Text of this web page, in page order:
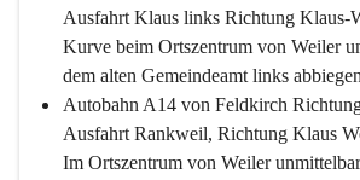
Ausfahrt Klaus links Richtung Klaus-
Kurve beim Ortszentrum von Weiler
dem alten Gemeindeamt links
Autobahn A14 von Feldkirch
Ausfahrt Rankweil, Richtung Klaus
Im Ortszentrum von Weiler